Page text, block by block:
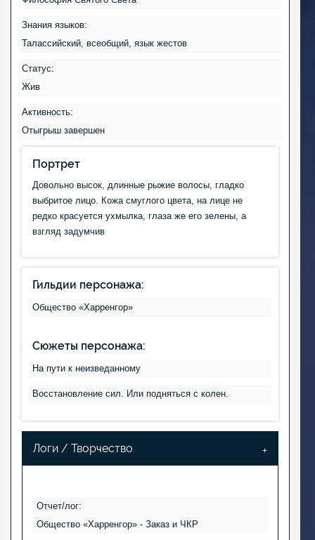
Знания языков:
Талаcсийский, всеобщий, язык жестов
Статус:
Жив
Активность:
Отыгрыш завершен
Портрет
Довольно высок, длинные рыжие волосы, гладко
выбритое лицо. Кожа смуглого цвета, на лице не
редко красуется ухмылка, глаза же его зелены, а
взгляд задумчив
Гильдии персонажа:
Общество «Харренгор»
Сюжеты персонажа:
На пути к неизведанному
Восстановление сил. Или подняться с колен.
Логи / Творчество
Отчет/лог:
Общество «Харренгор» - Заказ и ЧКР